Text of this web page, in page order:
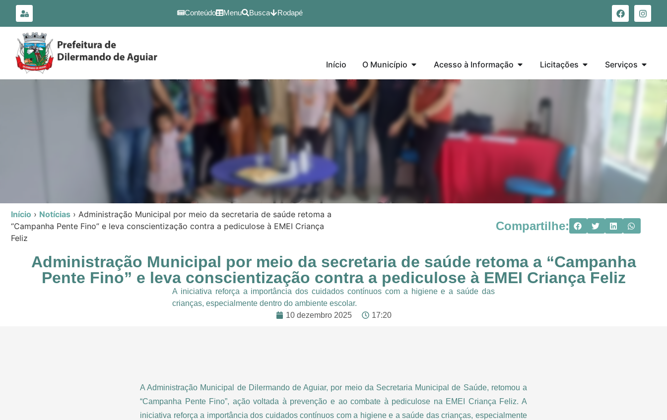
conteúdo
Conteúdo Menu Busca Rodapé
Início O Município Acesso à Informação Licitações Serviços
Início › Notícias › Administração Municipal por meio da secretaria de saúde retoma a
“Campanha Pente Fino” e leva conscientização contra a pediculose à EMEI Criança
Feliz
Compartilhe:
Administração Municipal por meio da secretaria de saúde retoma a “Campanha
Pente Fino” e leva conscientização contra a pediculose à EMEI Criança Feliz
A iniciativa reforça a importância dos cuidados contínuos com a higiene e a saúde das
crianças, especialmente dentro do ambiente escolar.
10 dezembro 2025
17:20
A Administração Municipal de Dilermando de Aguiar, por meio da Secretaria Municipal de Saúde, retomou a
“Campanha Pente Fino”, ação voltada à prevenção e ao combate à pediculose na EMEI Criança Feliz. A
iniciativa reforça a importância dos cuidados contínuos com a higiene e a saúde das crianças, especialmente